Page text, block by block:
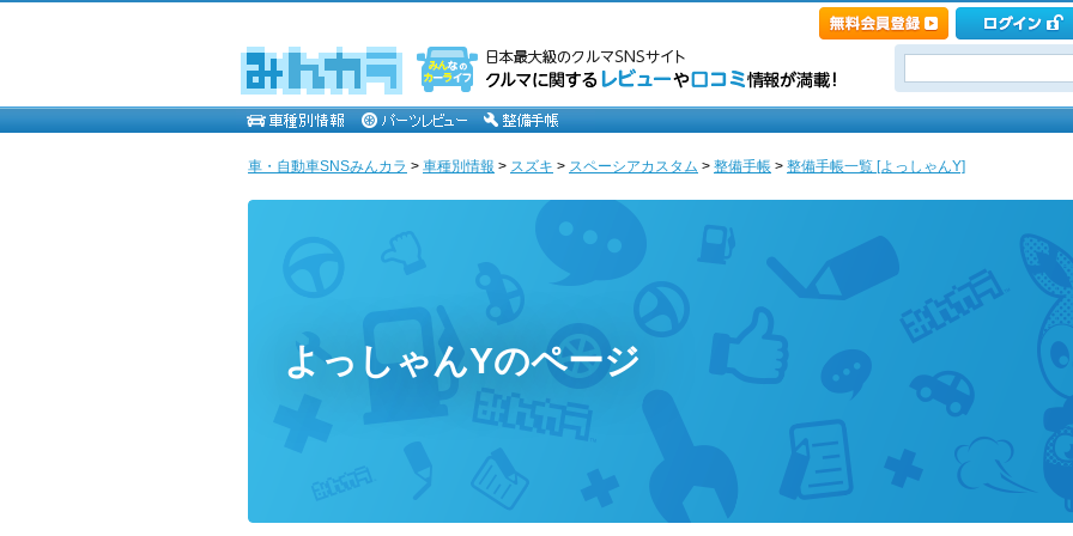
車・自動車SNSみんカラ > 車種別情報 > スズキ > スペーシアカスタム > 整備手帳 > 整備手帳一覧 [よっしゃんY]
よっしゃんYのページ